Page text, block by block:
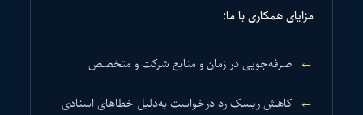
مزایای همکاری با ما:
صرفه‌جویی در زمان و منابع شرکت و متخصص
کاهش ریسک رد درخواست به‌دلیل خطاهای اسنادی